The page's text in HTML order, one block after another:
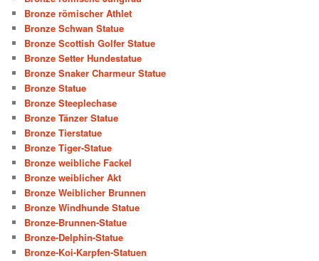
Bronze römischer Athlet
Bronze Schwan Statue
Bronze Scottish Golfer Statue
Bronze Setter Hundestatue
Bronze Snaker Charmeur Statue
Bronze Statue
Bronze Steeplechase
Bronze Tänzer Statue
Bronze Tierstatue
Bronze Tiger-Statue
Bronze weibliche Fackel
Bronze weiblicher Akt
Bronze Weiblicher Brunnen
Bronze Windhunde Statue
Bronze-Brunnen-Statue
Bronze-Delphin-Statue
Bronze-Koi-Karpfen-Statuen